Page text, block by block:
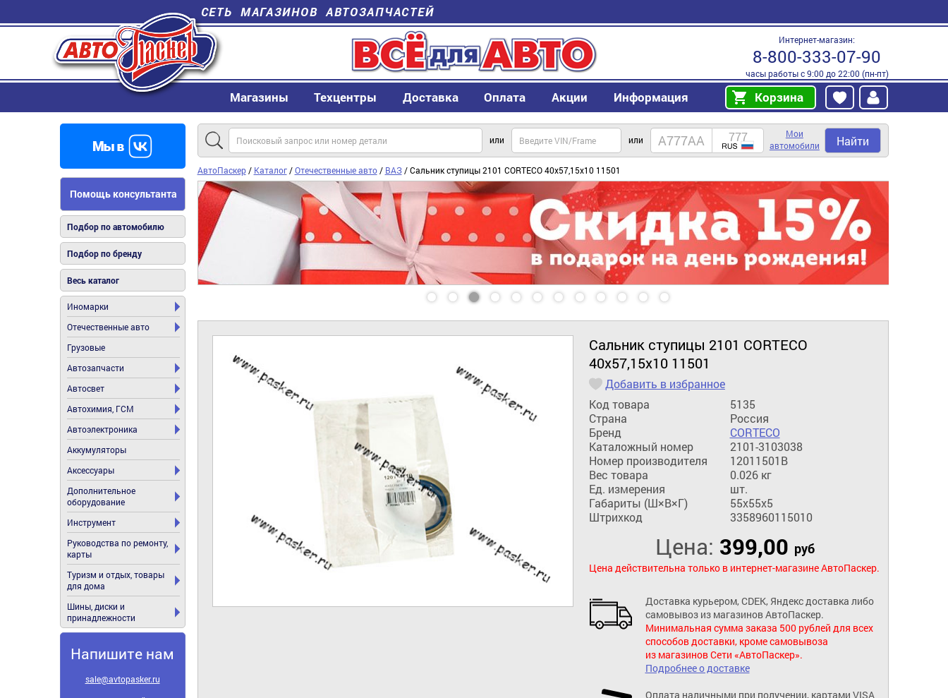
СЕТЬ МАГАЗИНОВ АВТОЗАПЧАСТЕЙ
Интернет-магазин:
8-800-333-07-90
часы работы с 9:00 до 22:00 (пн-пт)
Магазины Техцентры Доставка Оплата Акции Информация Корзина
Помощь консультанта
Подбор по автомобилю
Подбор по бренду
Весь каталог
Иномарки
Отечественные авто
Грузовые
Автозапчасти
Автосвет
Автохимия, ГСМ
Автоэлектроника
Аккумуляторы
Аксессуары
Дополнительное
оборудование
Инструмент
Руководства по ремонту,
карты
Туризм и отдых, товары
для дома
Шины, диски и
принадлежности
Напишите нам
sale@avtopasker.ru
или или
Мои
автомобили
Найти
АвтоПаскер/ Каталог/Отечественные авто/ ВАЗ/ Сальник ступицы 2101 CORTECO 40х57,15х10 11501
Сальник ступицы 2101 CORTECO
40х57,15х10 11501
Добавить в избранное
Код товара
5135
Страна
Россия
Бренд
CORTECO
Каталожный номер
2101-3103038
Номер производителя
12011501B
Вес товара
0.026 кг
Ед. измерения
шт.
Габариты (Ш×В×Г)
55x55x5
Штрихкод
3358960115010
Цена: 399,00 руб
Цена действительна только в интернет-магазине АвтоПаскер.
Доставка курьером, CDEK, Яндекс доставка либо
самовывоз из магазинов АвтоПаскер.
Минимальная сумма заказа 500 рублей для всех
способов доставки, кроме самовывоза
из магазинов Сети «АвтоПаскер».
Подробнее о доставке
Оплата наличными при получении, картами VISA